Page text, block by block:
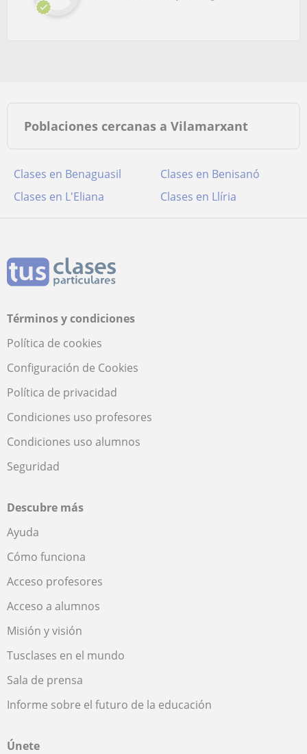
Poblaciones cercanas a Vilamarxant
Clases en Benaguasil
Clases en Benisanó
Clases en L'Eliana
Clases en Llíria
Términos y condiciones
Política de cookies
Configuración de Cookies
Política de privacidad
Condiciones uso profesores
Condiciones uso alumnos
Seguridad
Descubre más
Ayuda
Cómo funciona
Acceso profesores
Acceso a alumnos
Misión y visión
Tusclases en el mundo
Sala de prensa
Informe sobre el futuro de la educación
Únete